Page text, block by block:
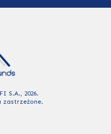
S.A., 2026.
zastrzeżone.